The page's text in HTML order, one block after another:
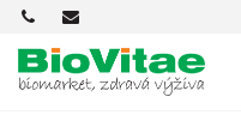
+421
901
712
584
office@biovitae.sk